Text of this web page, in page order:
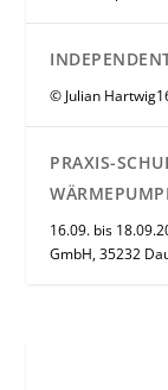
© Julian
PRAXIS-
16.09. bis
GmbH, 35232